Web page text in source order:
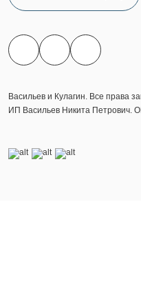
Васильев и Кулагин. Все права
ИП Васильев Никита Петрович.